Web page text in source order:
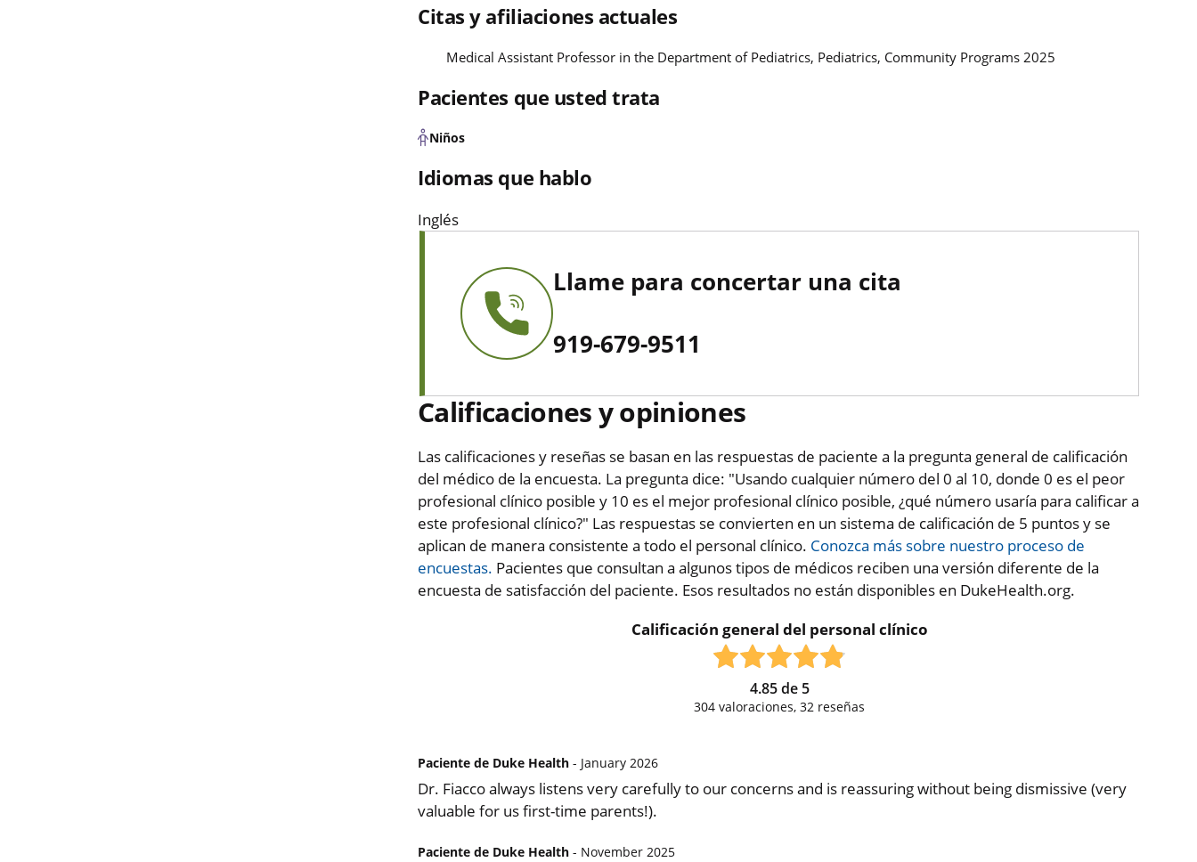
Citas y afiliaciones actuales
Medical Assistant Professor in the Department of Pediatrics, Pediatrics, Community Programs 2025
Pacientes que usted trata
Niños
Idiomas que hablo
Inglés
Llame para concertar una cita
919-679-9511
Calificaciones y opiniones
Las calificaciones y reseñas se basan en las respuestas de paciente a la pregunta general de calificación
del médico de la encuesta. La pregunta dice: "Usando cualquier número del 0 al 10, donde 0 es el peor
profesional clínico posible y 10 es el mejor profesional clínico posible, ¿qué número usaría para calificar a
este profesional clínico?" Las respuestas se convierten en un sistema de calificación de 5 puntos y se
aplican de manera consistente a todo el personal clínico. Conozca más sobre nuestro proceso de
encuestas. Pacientes que consultan a algunos tipos de médicos reciben una versión diferente de la
encuesta de satisfacción del paciente. Esos resultados no están disponibles en DukeHealth.org.
Calificación general del personal clínico
4.85de 5
304 valoraciones, 32 reseñas
Paciente de Duke Health - January 2026
Dr. Fiacco always listens very carefully to our concerns and is reassuring without being dismissive (very
valuable for us first-time parents!).
Paciente de Duke Health - November 2025